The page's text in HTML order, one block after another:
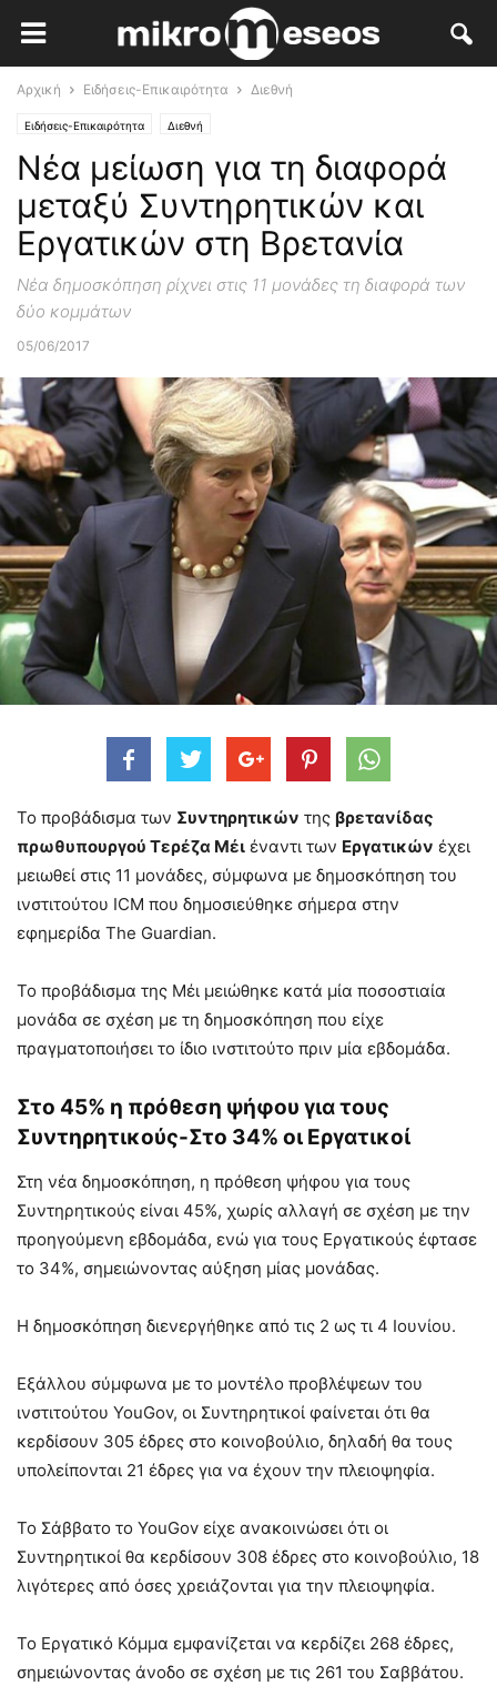
Αρχική Ειδήσεις-Επικαιρότητα Διεθνή
Ειδήσεις-Επικαιρότητα Διεθνή
Νέα μείωση για τη διαφορά
μεταξύ Συντηρητικών και
Εργατικών στη Βρετανία
Νέα δημοσκόπηση ρίχνει στις 11 μονάδες τη διαφορά των
δύο κομμάτων
05/06/2017
Το προβάδισμα των Συντηρητικών της βρετανίδας
πρωθυπουργού Τερέζα Μέι έναντι των Εργατικών έχει
μειωθεί στις 11 μονάδες, σύμφωνα με δημοσκόπηση του
ινστιτούτου ICM που δημοσιεύθηκε σήμερα στην
εφημερίδα The Guardian.
Το προβάδισμα της Μέι μειώθηκε κατά μία ποσοστιαία
μονάδα σε σχέση με τη δημοσκόπηση που είχε
πραγματοποιήσει το ίδιο ινστιτούτο πριν μία εβδομάδα.
Στο 45% η πρόθεση ψήφου για τους
Συντηρητικούς-Στο 34% οι Εργατικοί
Στη νέα δημοσκόπηση, η πρόθεση ψήφου για τους
Συντηρητικούς είναι 45%, χωρίς αλλαγή σε σχέση με την
προηγούμενη εβδομάδα, ενώ για τους Εργατικούς έφτασε
το 34%, σημειώνοντας αύξηση μίας μονάδας.
Η δημοσκόπηση διενεργήθηκε από τις 2 ως τι 4 Ιουνίου.
Εξάλλου σύμφωνα με το μοντέλο προβλέψεων του
ινστιτούτου YouGov, οι Συντηρητικοί φαίνεται ότι θα
κερδίσουν 305 έδρες στο κοινοβούλιο, δηλαδή θα τους
υπολείπονται 21 έδρες για να έχουν την πλειοψηφία.
Το Σάββατο το YouGov είχε ανακοινώσει ότι οι
Συντηρητικοί θα κερδίσουν 308 έδρες στο κοινοβούλιο, 18
λιγότερες από όσες χρειάζονται για την πλειοψηφία.
Το Εργατικό Κόμμα εμφανίζεται να κερδίζει 268 έδρες,
σημειώνοντας άνοδο σε σχέση με τις 261 του Σαββάτου.